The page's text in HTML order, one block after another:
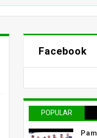
Facebook
POPULAR